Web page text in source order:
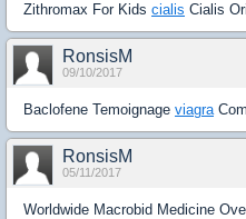
Zithromax For Kids cialis Cialis
RonsisM
09/10/2017
Baclofene Temoignage viagra
RonsisM
05/11/2017
Worldwide Macrobid Medicine